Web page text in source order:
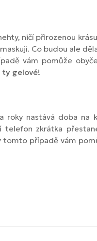
ničí přirozenou
Co budou ale
vám pomůže
ty gelové!
roky nastává doba
telefon zkrátka
případě vám